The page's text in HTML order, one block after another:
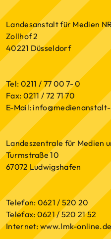
Landesanstalt für Medien
Zollhof 2
40221 Düsseldorf
Tel: 0211 / 77 00 7- 0
Fax: 0211 / 72 71 70
E-Mail:
Landeszentrale für Medien
Turmstraße 10
67072 Ludwigshafen
Telefon: 0621 / 520 20
Telefax: 0621 / 520 21 52
Internet: www.lmk-online.de